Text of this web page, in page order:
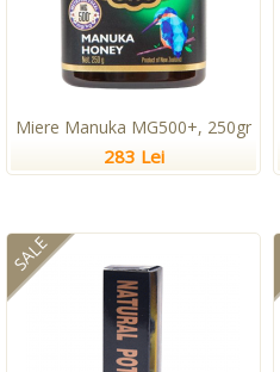
Miere Manuka MG500+, 250gr
283 Lei
SALE